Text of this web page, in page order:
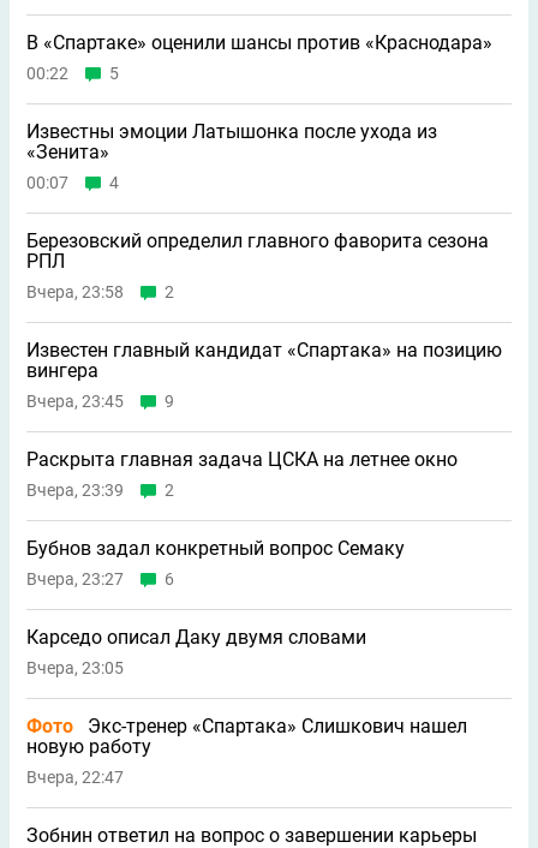
В «Спартаке» оценили шансы против «Краснодара»
00:22 5
Известны эмоции Латышонка после ухода из
«Зенита»
00:07 4
Березовский определил главного фаворита сезона
РПЛ
Вчера, 23:58 2
Известен главный кандидат «Спартака» на позицию
вингера
Вчера, 23:45 9
Раскрыта главная задача ЦСКА на летнее окно
Вчера, 23:39 2
Бубнов задал конкретный вопрос Семаку
Вчера, 23:27 6
Карседо описал Даку двумя словами
Вчера, 23:05
Фото
Экс-тренер «Спартака» Слишкович нашел
новую работу
Вчера, 22:47
Зобнин ответил на вопрос о завершении карьеры